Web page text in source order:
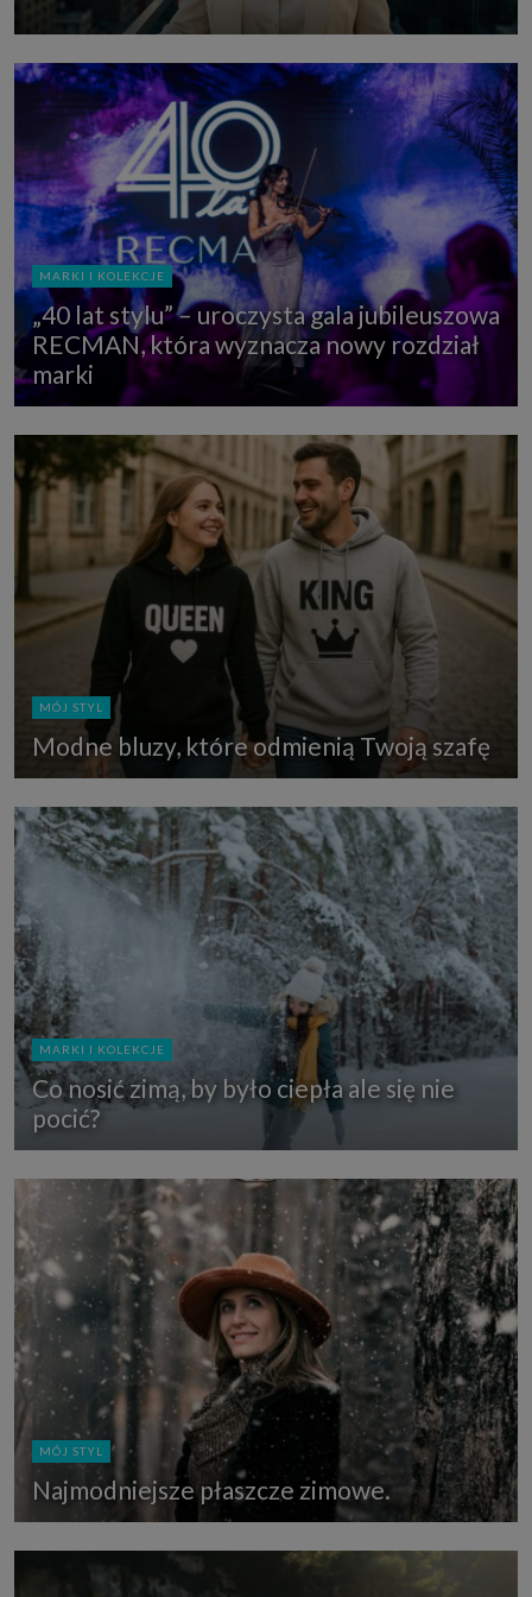
MARKI I KOLEKCJE
„40 lat stylu” – uroczysta gala jubileuszowa
RECMAN, która wyznacza nowy rozdział
marki
MÓJ STYL
Modne bluzy, które odmienią Twoją szafę
MARKI I KOLEKCJE
Co nosić zimą, by było ciepła ale się nie
pocić?
MÓJ STYL
Najmodniejsze płaszcze zimowe.